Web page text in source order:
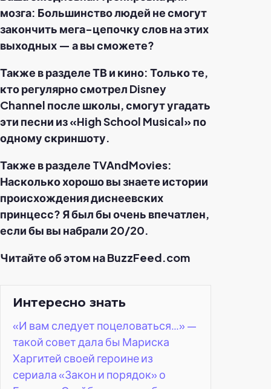
мозга: Большинство людей не смогут
закончить мега-цепочку слов на этих
выходных — а вы сможете?
Также в разделе ТВ и кино: Только те,
кто регулярно смотрел Disney
Channel после школы, смогут угадать
эти песни из «High School Musical» по
одному скриншоту.
Также в разделе TVAndMovies:
Насколько хорошо вы знаете истории
происхождения диснеевских
принцесс? Я был бы очень впечатлен,
если бы вы набрали 20/20.
Читайте об этом на BuzzFeed.com
Интересно знать
«И вам следует поцеловаться…» —
такой совет дала бы Мариска
Харгитей своей героине из
сериала «Закон и порядок» о